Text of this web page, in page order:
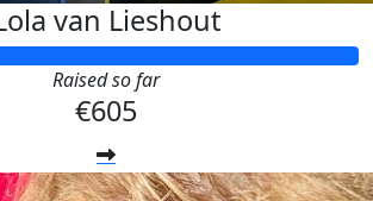
van Lieshout
Raised so far
€605